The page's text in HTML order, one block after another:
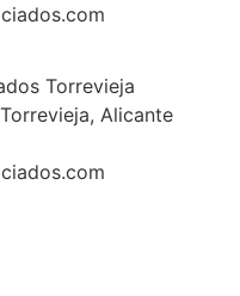
Torrevieja
Alicante